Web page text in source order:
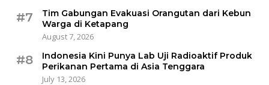
#7
Tim Gabungan Evakuasi Orangutan dari Kebun
Warga di Ketapang
August 7, 2026
#8
Indonesia Kini Punya Lab Uji Radioaktif Produk
Perikanan Pertama di Asia Tenggara
July 13, 2026